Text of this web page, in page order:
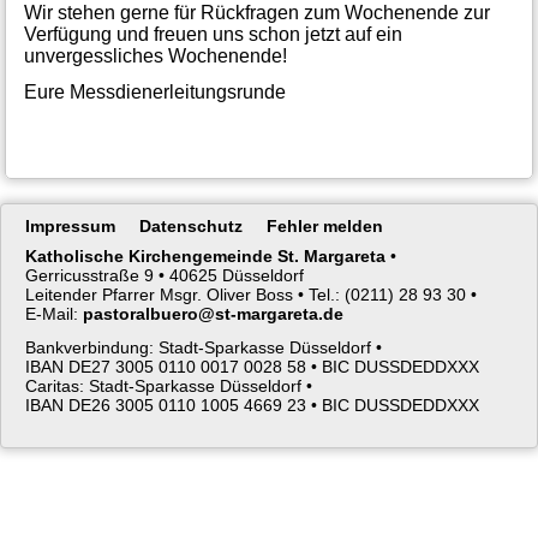
Wir stehen gerne für Rückfragen zum Wochenende zur
Verfügung und freuen uns schon jetzt auf ein
unvergessliches Wochenende!
Eure Messdienerleitungsrunde
Navigation
Impressum Datenschutz
Fehler melden
Katholische Kirchengemeinde St. Margareta •
Gerricusstraße 9 • 40625 Düsseldorf
Leitender Pfarrer Msgr. Oliver Boss • Tel.: (0211) 28 93 30 •
E-Mail: pastoralbuero@st-margareta.de
Bankverbindung: Stadt-Sparkasse Düsseldorf •
IBAN DE27 3005 0110 0017 0028 58 • BIC DUSSDEDDXXX
Caritas: Stadt-Sparkasse Düsseldorf •
IBAN DE26 3005 0110 1005 4669 23 • BIC DUSSDEDDXXX